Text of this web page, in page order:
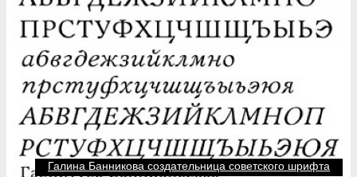
Галина Банникова создательница советского шрифта